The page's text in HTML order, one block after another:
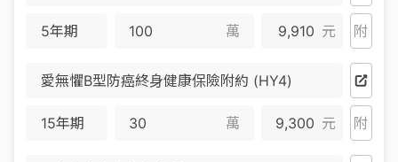
5年期 萬 9,910 元 附
愛無懼B型防癌終身健康保險附約 (HY4)
15年期 萬 9,300 元 附